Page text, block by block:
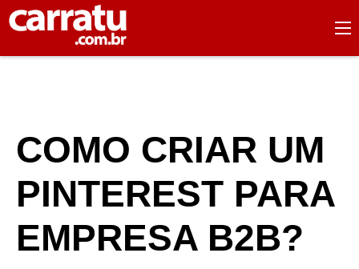
COMO CRIAR UM
PINTEREST PARA
EMPRESA B2B?